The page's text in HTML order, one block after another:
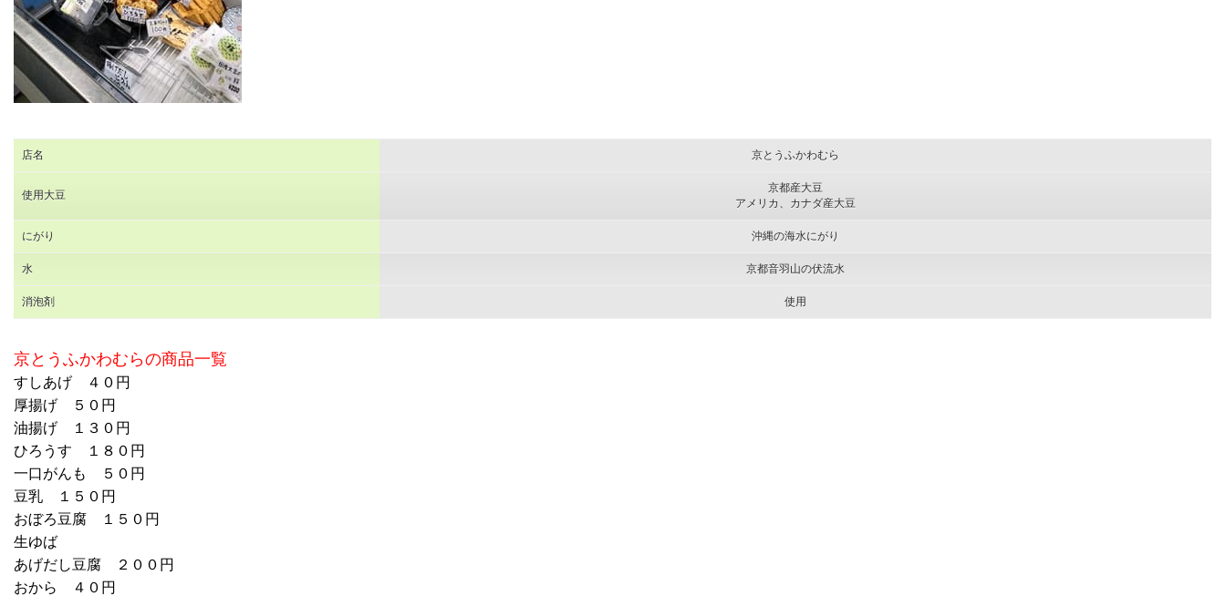
店名 京とうふかわむら
使用大豆
京都産大豆
アメリカ、カナダ産大豆
にがり 沖縄の海水にがり
水 京都音羽山の伏流水
消泡剤 使用
京とうふかわむらの商品一覧
すしあげ ４０円
厚揚げ ５０円
油揚げ １３０円
ひろうす １８０円
一口がんも ５０円
豆乳 １５０円
おぼろ豆腐 １５０円
生ゆば
あげだし豆腐 ２００円
おから ４０円